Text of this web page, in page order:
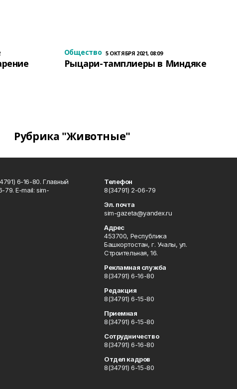
Общество 5 ОКТЯБРЯ 2021, 08:09
Рыцари-тамплиеры в Миндяке
Рубрика "Животные"
6-16-80. Главный
79. Е-mаil: sim-
Телефон
8(34791) 2-06-79
Эл. почта
sim-gazeta@yandex.ru
Адрес
453700, Республика
Башкортостан, г. Учалы, ул.
Строительная, 16.
Рекламная служба
8(34791) 6-16-80
Редакция
8(34791) 6-15-80
Приемная
8(34791) 6-15-80
Сотрудничество
8(34791) 6-16-80
Отдел кадров
8(34791) 6-15-80